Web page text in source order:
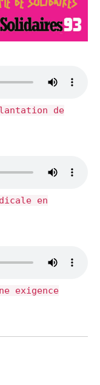
de
en
exigence